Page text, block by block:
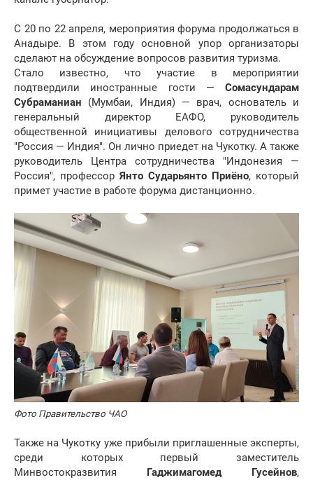
С 20 по 22 апреля, мероприятия форума продолжаться в
Анадыре. В этом году основной упор организаторы
сделают на обсуждение вопросов развития туризма.
Стало известно, что участие в мероприятии
подтвердили иностранные гости — Сомасундарам
Субраманиан (Мумбаи, Индия) — врач, основатель и
генеральный директор ЕАФО, руководитель
общественной инициативы делового сотрудничества
"Россия — Индия". Он лично приедет на Чукотку. А также
руководитель Центра сотрудничества "Индонезия —
Россия", профессор Янто Сударьянто Приёно, который
примет участие в работе форума дистанционно.
Фото Правительство ЧАО
Также на Чукотку уже прибыли приглашенные эксперты,
среди которых первый заместитель
Минвостокразвития
Гаджимагомед Гусейнов,